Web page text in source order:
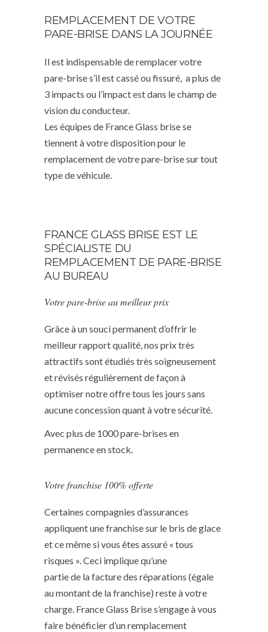
REMPLACEMENT DE VOTRE
PARE-BRISE DANS LA JOURNÉE
Il est indispensable de remplacer votre
pare-brise s’il est cassé ou fissuré, a plus de
3 impacts ou l’impact est dans le champ de
vision du conducteur.
Les équipes de France Glass brise se
tiennent à votre disposition pour le
remplacement de votre pare-brise sur tout
type de véhicule.
FRANCE GLASS BRISE EST LE
SPÉCIALISTE DU
REMPLACEMENT DE PARE-BRISE
AU BUREAU
Votre pare-brise au meilleur prix
Grâce à un souci permanent d’offrir le
meilleur rapport qualité, nos prix très
attractifs sont étudiés très soigneusement
et révisés régulièrement de façon à
optimiser notre offre tous les jours sans
aucune concession quant à votre sécurité.
Avec plus de 1000 pare-brises en
permanence en stock.
Votre franchise 100% offerte
Certaines compagnies d’assurances
appliquent une franchise sur le bris de glace
et ce même si vous êtes assuré « tous
risques ». Ceci implique qu’une
partie de la facture des réparations (égale
au montant de la franchise) reste à votre
charge. France Glass Brise s’engage à vous
faire bénéficier d’un remplacement